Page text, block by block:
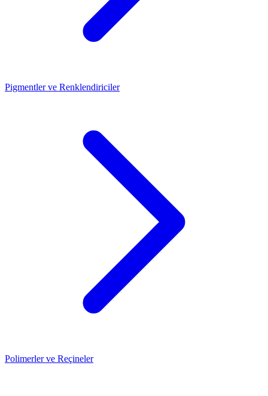
Pigmentler ve Renklendiriciler
Polimerler ve Reçineler